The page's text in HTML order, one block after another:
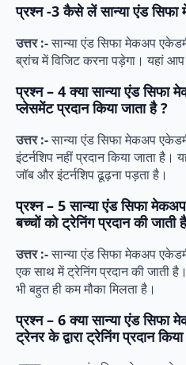
प्रश्न -3कैसे लें सान्या एंड सिफा
उत्तर :-सान्या एंड सिफा मेकअप
ब्रांच में विजिट करना पड़ेगा। यहां
प्रश्न – 4 क्या सान्या एंड सिफा
प्लेसमेंट प्रदान किया जाता है ?
उत्तर :-सान्या एंड सिफा मेकअप
इंटर्नशिप नहीं प्रदान किया जाता
जॉब और इंटर्नशिप ढूढ़ना पड़ता है।
प्रश्न – 5सान्या एंड सिफा
बच्चों को ट्रेनिंग प्रदान की जाती
उत्तर :-सान्या एंड सिफा मेकअप
एक साथ में ट्रेनिंग प्रदान की जाती
भी बहुत ही कम मौका मिलता है।
प्रश्न – 6क्या सान्या एंड सिफा
ट्रेनर के द्वारा ट्रेनिंग प्रदान